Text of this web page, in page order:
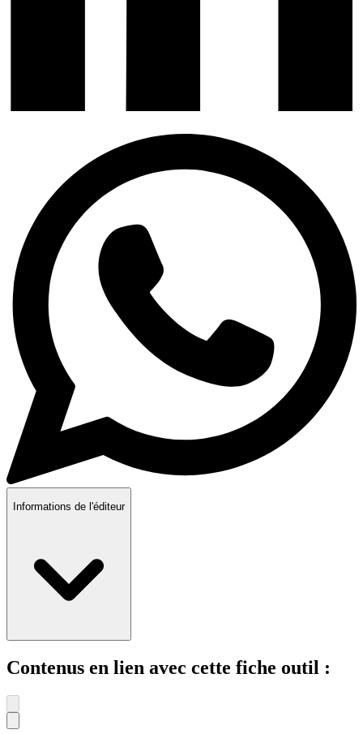
Informations de l'éditeur
Contenus en lien avec cette fiche outil :